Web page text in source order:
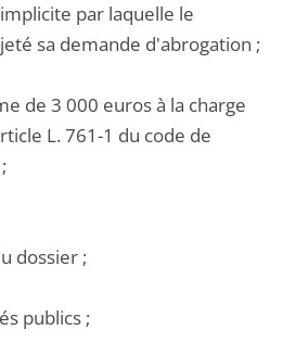
par laquelle le
sa demande d'abrogation ;
de 3 000 euros à la charge
L. 761-1 du code de
dossier ;
publics ;